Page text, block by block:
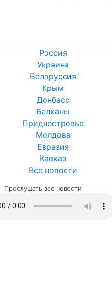
Россия
Украина
Белоруссия
Крым
Донбасс
Балканы
Приднестровье
Молдова
Евразия
Кавказ
Все новости
Прослушать все новости